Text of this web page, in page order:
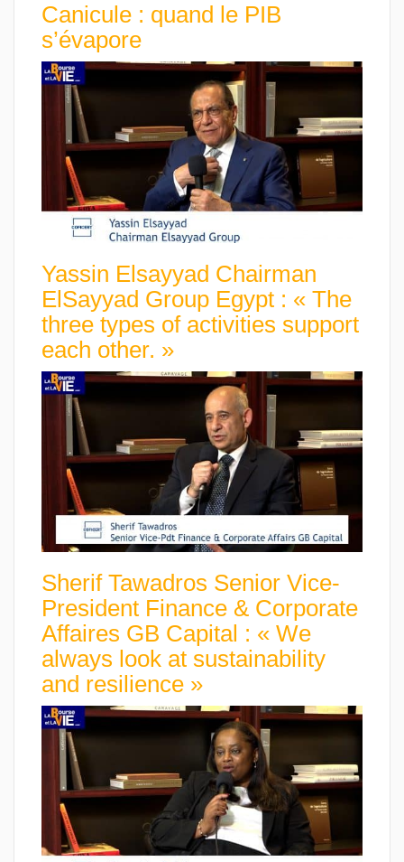
Canicule : quand le PIB
s’évapore
Yassin Elsayyad Chairman
ElSayyad Group Egypt : « The
three types of activities support
each other. »
Sherif Tawadros Senior Vice-
President Finance & Corporate
Affaires GB Capital : « We
always look at sustainability
and resilience »